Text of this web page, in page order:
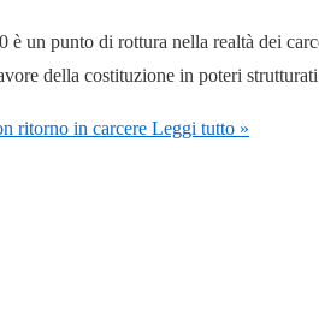
un punto di rottura nella realtà dei
della costituzione in poteri
ritorno in carcere Leggi tutto »